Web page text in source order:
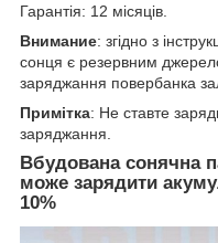
Гарантія: 12 місяців.
Внимание: згідно з
сонця є резервним
заряджання повербанка
Примітка: Не ставте
заряджання.
Вбудована сонячна
може зарядити
10%